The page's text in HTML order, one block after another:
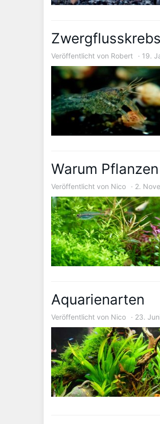
Veröffentlicht von Robert 19.
Warum
Veröffentlicht von Nico 2.
Aquarienarten
Veröffentlicht von Nico 23.